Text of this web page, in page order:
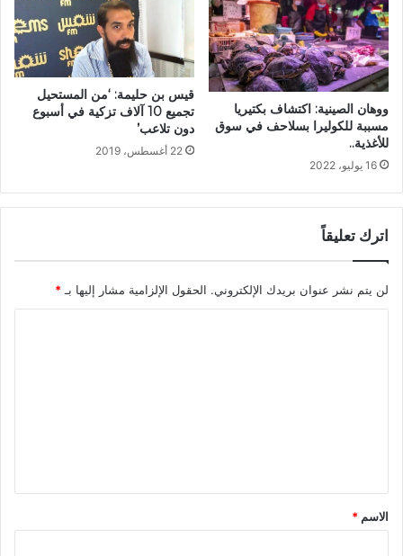
ووهان الصينية: اكتشاف بكتيريا
مسببة للكوليرا بسلاحف في سوق
للأغذية..
16 يوليو، 2022
قيس بن حليمة: ‘من المستحيل
تجميع 10 آلاف تزكية في أسبوع
دون تلاعب’
22 أغسطس، 2019
اترك تعليقاً
لن يتم نشر عنوان بريدك الإلكتروني. الحقول الإلزامية مشار إليها بـ *
*
الاسم *